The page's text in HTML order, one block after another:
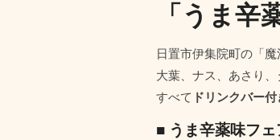
「うま辛
日置市伊集院町の「
大葉、ナス、あさり
すべて ドリンクバー付
■ うま辛薬味フ